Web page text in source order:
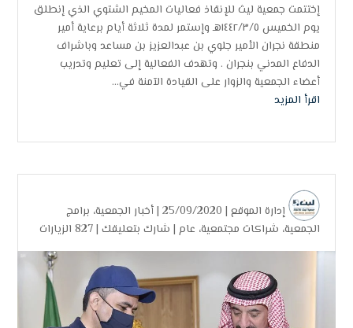
إختتمت جمعية ليث للإنقاذ فعاليات المخيم الشتوي الذي إنطلق
يوم الخميس ١٤٤٢/٣/٥هـ وإستمر لمدة ثلاثة أيام برعاية أمير
منطقة نجران الأمير جلوي بن عبدالعزيز بن مساعد وباشراف
الدفاع المدني بنجران . وتهدف الفعالية إلى تعليم وتدريب
أعضاء الجمعية والزوار على القيادة الآمنة في...
اقرأ المزيد
إدارة الموقع | 25/09/2020 | أخبار الجمعية، برامج
الجمعية، شراكات مجتمعية، عام | شارك بتعليقك |827 الزيارات